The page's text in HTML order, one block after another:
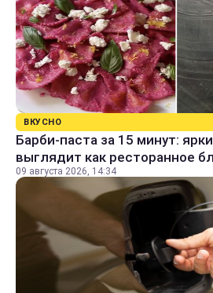
ВКУСНО
Барби-паста за 15 минут:
выглядит как ресторанное
09 августа 2026, 14:34